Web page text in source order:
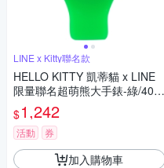
LINE x Kitty聯名款
HELLO KITTY 凱蒂貓 x LINE
限量聯名超萌熊大手錶-綠/40m
m
$1,242
活動 券
加入購物車